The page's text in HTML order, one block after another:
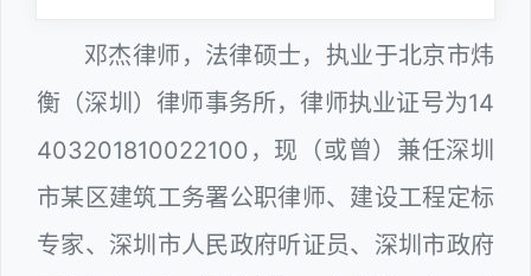
邓杰律师，法律硕士，执业于北京市炜
衡（深圳）律师事务所，律师执业证号为14
403201810022100，现（或曾）兼任深圳
市某区建筑工务署公职律师、建设工程定标
专家、深圳市人民政府听证员、深圳市政府